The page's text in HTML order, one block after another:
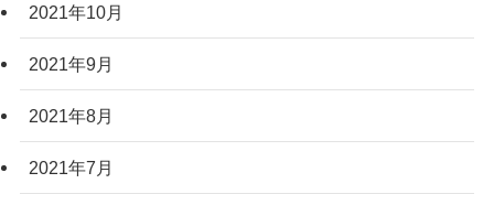
2021年10月
2021年9月
2021年8月
2021年7月